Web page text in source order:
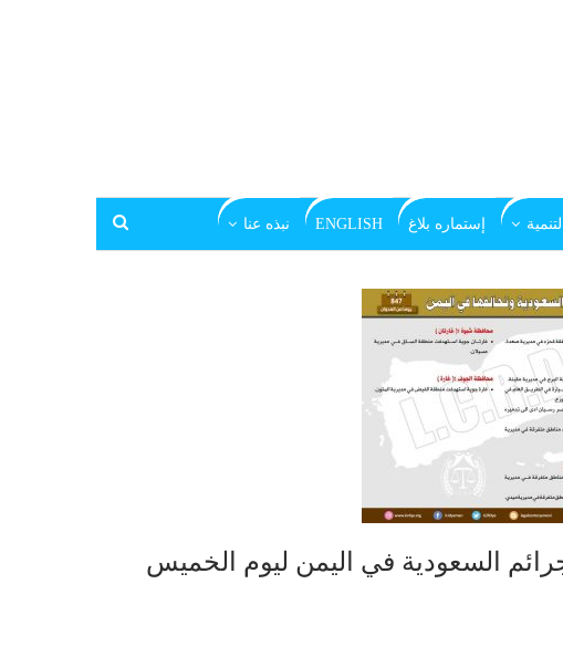
إستماره بلاغ ENGLISH نبذه عنا
السعودية في اليمن ليوم الخميس